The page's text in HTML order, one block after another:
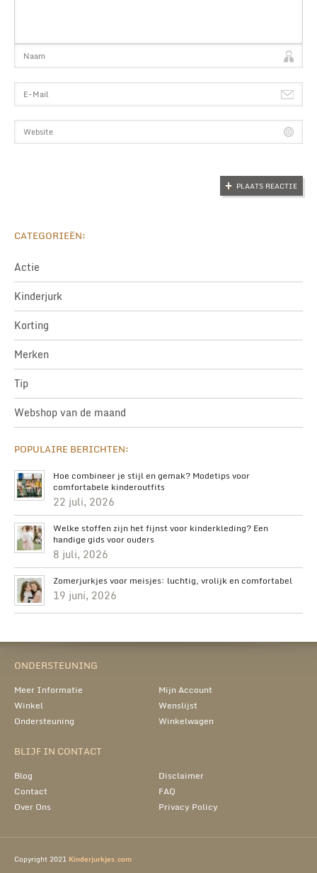
CATEGORIEËN:
Actie
Kinderjurk
Korting
Merken
Tip
Webshop van de maand
POPULAIRE BERICHTEN:
Hoe combineer je stijl en gemak? Modetips voor
comfortabele kinderoutfits
22 juli, 2026
Welke stoffen zijn het fijnst voor kinderkleding? Een
handige gids voor ouders
8 juli, 2026
Zomerjurkjes voor meisjes: luchtig, vrolijk en comfortabel
19 juni, 2026
ONDERSTEUNING
Meer Informatie
Mijn Account
Winkel
Wenslijst
Ondersteuning
Winkelwagen
BLIJF IN CONTACT
Blog
Disclaimer
Contact
FAQ
Over Ons
Privacy Policy
Copyright 2021 Kinderjurkjes.com